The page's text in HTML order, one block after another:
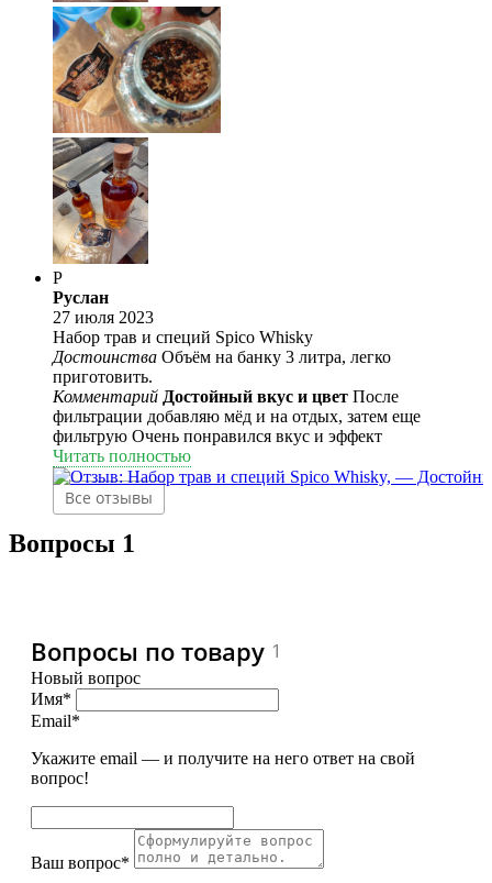
Р
Руслан
27 июля 2023
Набор трав и специй Spico Whisky
Достоинства Объём на банку 3 литра, легко
приготовить.
Комментарий Достойный вкус и цвет После
фильтрации добавляю мёд и на отдых, затем еще
фильтрую Очень понравился вкус и эффект
Читать полностью
Все отзывы
Вопросы 1
Вопросы по товару 1
Новый вопрос
Имя*
Email*
Укажите email — и получите на него ответ на свой
вопрос!
Ваш вопрос*